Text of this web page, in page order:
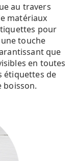
au travers
matériaux
pour
touche
que
en toutes
étiquettes de
boisson.